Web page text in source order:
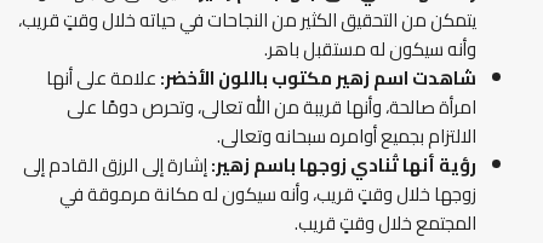
يتمكن من التحقيق الكثير من النجاحات في حياته خلال وقتٍ قريب،
وأنه سيكون له مستقبل باهر.
شاهدت اسم زهير مكتوب باللون الأخضر:علامة على أنها
امرأة صالحة، وأنها قريبة من الله تعالى، وتحرص دومًا على
الالتزام بجميع أوامره سبحانه وتعالى.
رؤية أنها تُنادي زوجها باسم زهير:إشارة إلى الرزق القادم إلى
زوجها خلال وقتٍ قريب، وأنه سيكون له مكانة مرموقة في
المجتمع خلال وقتٍ قريب.